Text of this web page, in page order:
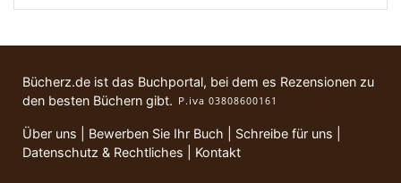
Bücherz.de ist das Buchportal, bei dem es Rezensionen zu
den besten Büchern gibt.
Über uns Bewerben Sie Ihr Buch Schreibe für uns
Datenschutz & Rechtliches
Kontakt